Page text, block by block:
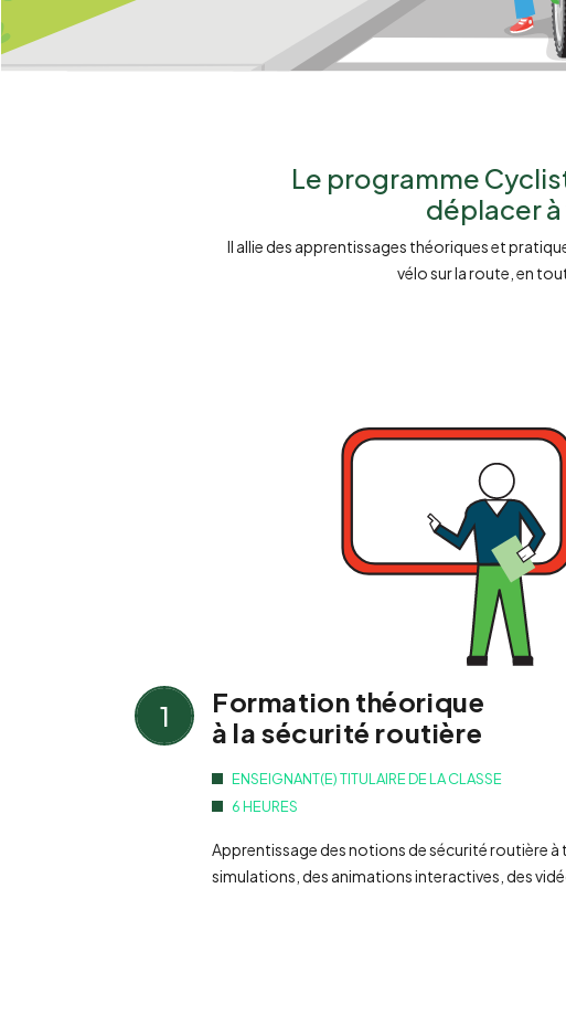
Le programme
déplacer
Il allie des apprentissages théoriques et
vélo sur la route, en
1
Formation théorique
à la sécurité routière
ENSEIGNANT(E) TITULAIRE DE LA CLASSE
6 HEURES
Apprentissage des notions de sécurité routière à
simulations, des animations interactives, des